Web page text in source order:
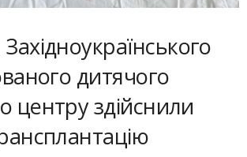
дитячого
центру здійснили